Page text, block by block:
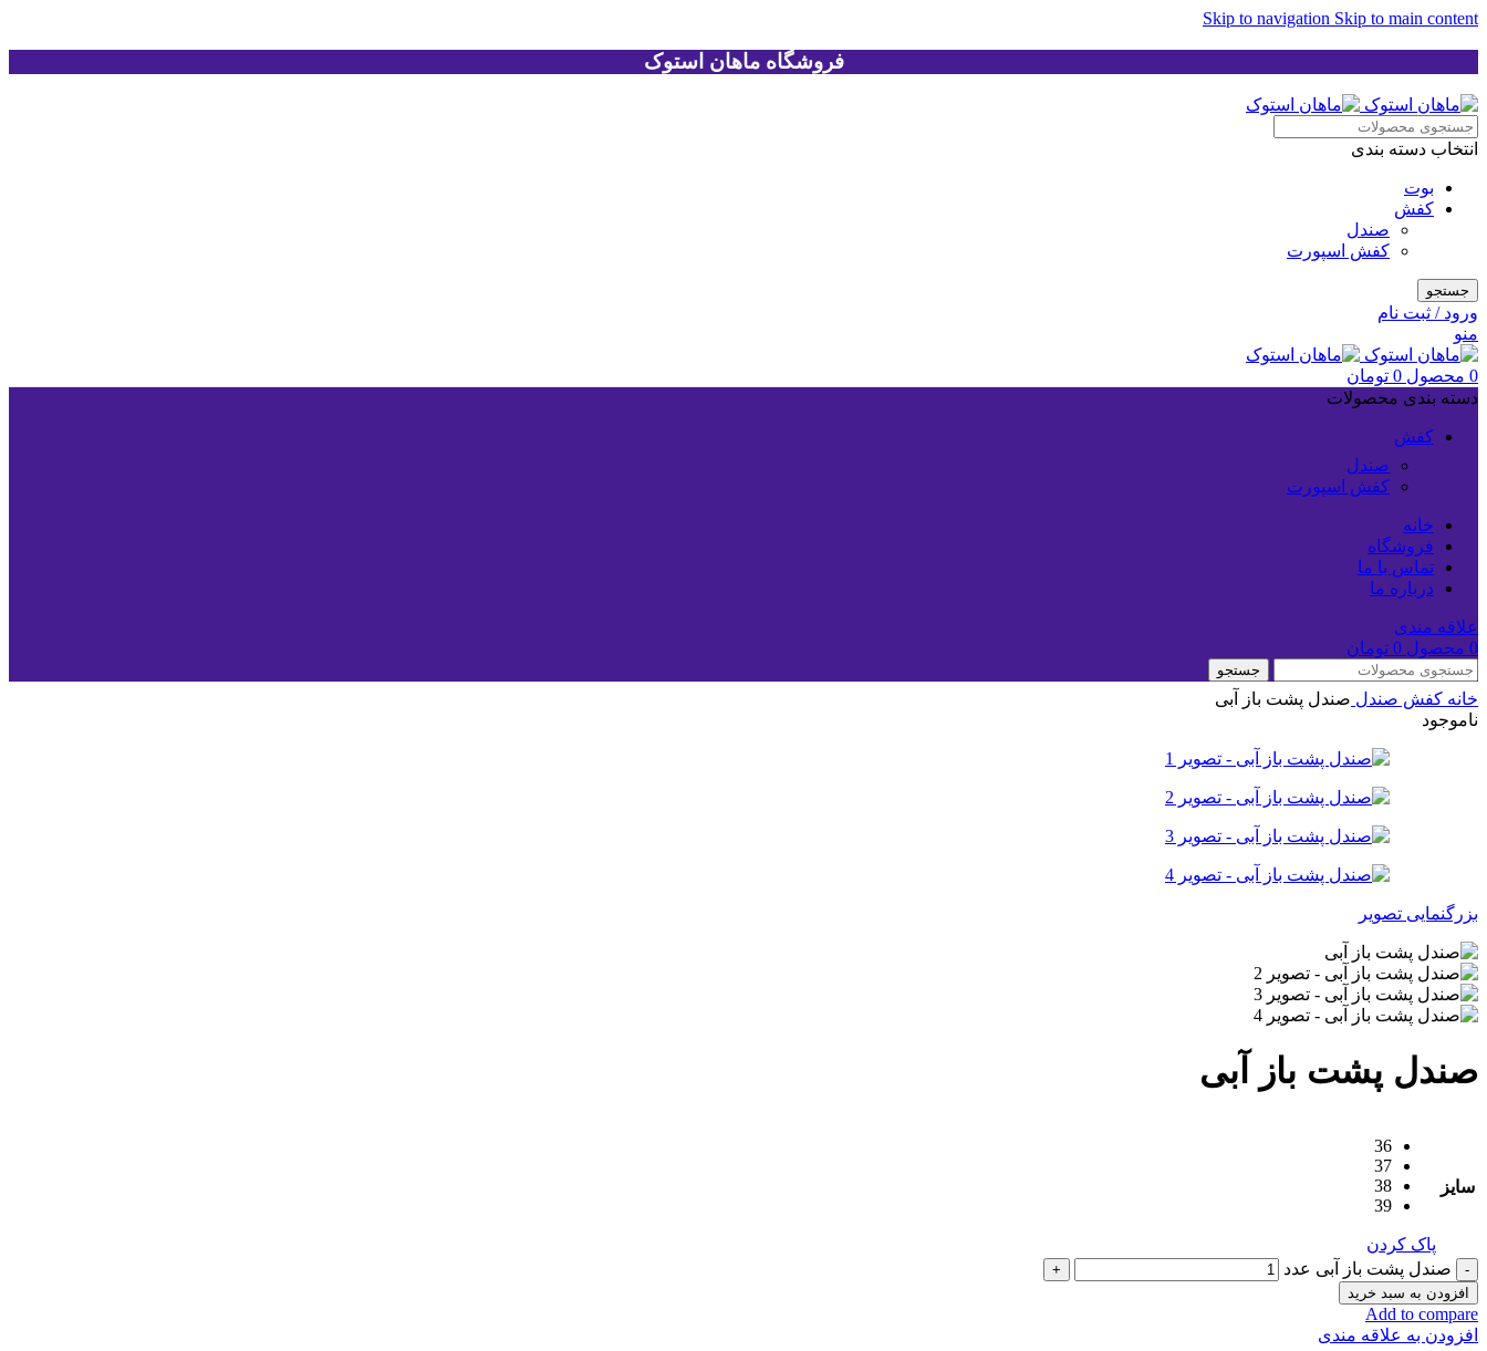
Skip to navigation Skip to main content
فروشگاه ماهان استوک
انتخاب دسته بندی
بوت
کفش
صندل
کفش اسپورت
جستجو
ورود / ثبت نام
منو
0 محصول 0 تومان
دسته بندی محصولات
کفش
صندل
کفش اسپورت
خانه
فروشگاه
تماس با ما
درباره ما
علاقه مندی
0 محصول 0 تومان
جستجو
خانه کفش صندل صندل پشت باز آبی
ناموجود
بزرگنمایی تصویر
صندل پشت باز آبی
سایز
36
37
38
39
پاک کردن
صندل پشت باز آبی عدد
افزودن به سبد خرید
Add to compare
افزودن به علاقه مندی